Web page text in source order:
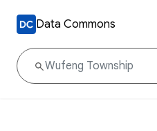
Data Commons